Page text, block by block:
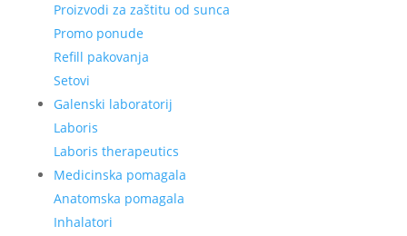
Proizvodi za zaštitu od sunca
Promo ponude
Refill pakovanja
Setovi
Galenski laboratorij
Laboris
Laboris therapeutics
Medicinska pomagala
Anatomska pomagala
Inhalatori